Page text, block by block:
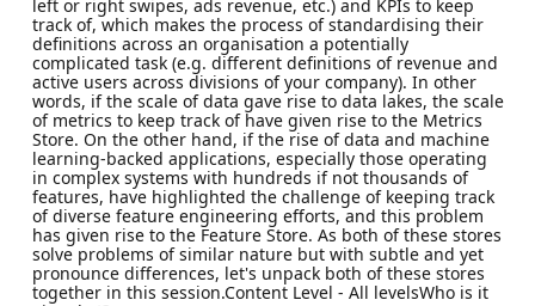
left or right swipes, ads revenue, etc.) and KPIs to keep
track of, which makes the process of standardising their
definitions across an organisation a potentially
complicated task (e.g. different definitions of revenue and
active users across divisions of your company). In other
words, if the scale of data gave rise to data lakes, the scale
of metrics to keep track of have given rise to the Metrics
Store. On the other hand, if the rise of data and machine
learning-backed applications, especially those operating
in complex systems with hundreds if not thousands of
features, have highlighted the challenge of keeping track
of diverse feature engineering efforts, and this problem
has given rise to the Feature Store. As both of these stores
solve problems of similar nature but with subtle and yet
pronounce differences, let's unpack both of these stores
together in this session.Content Level - All levelsWho is it